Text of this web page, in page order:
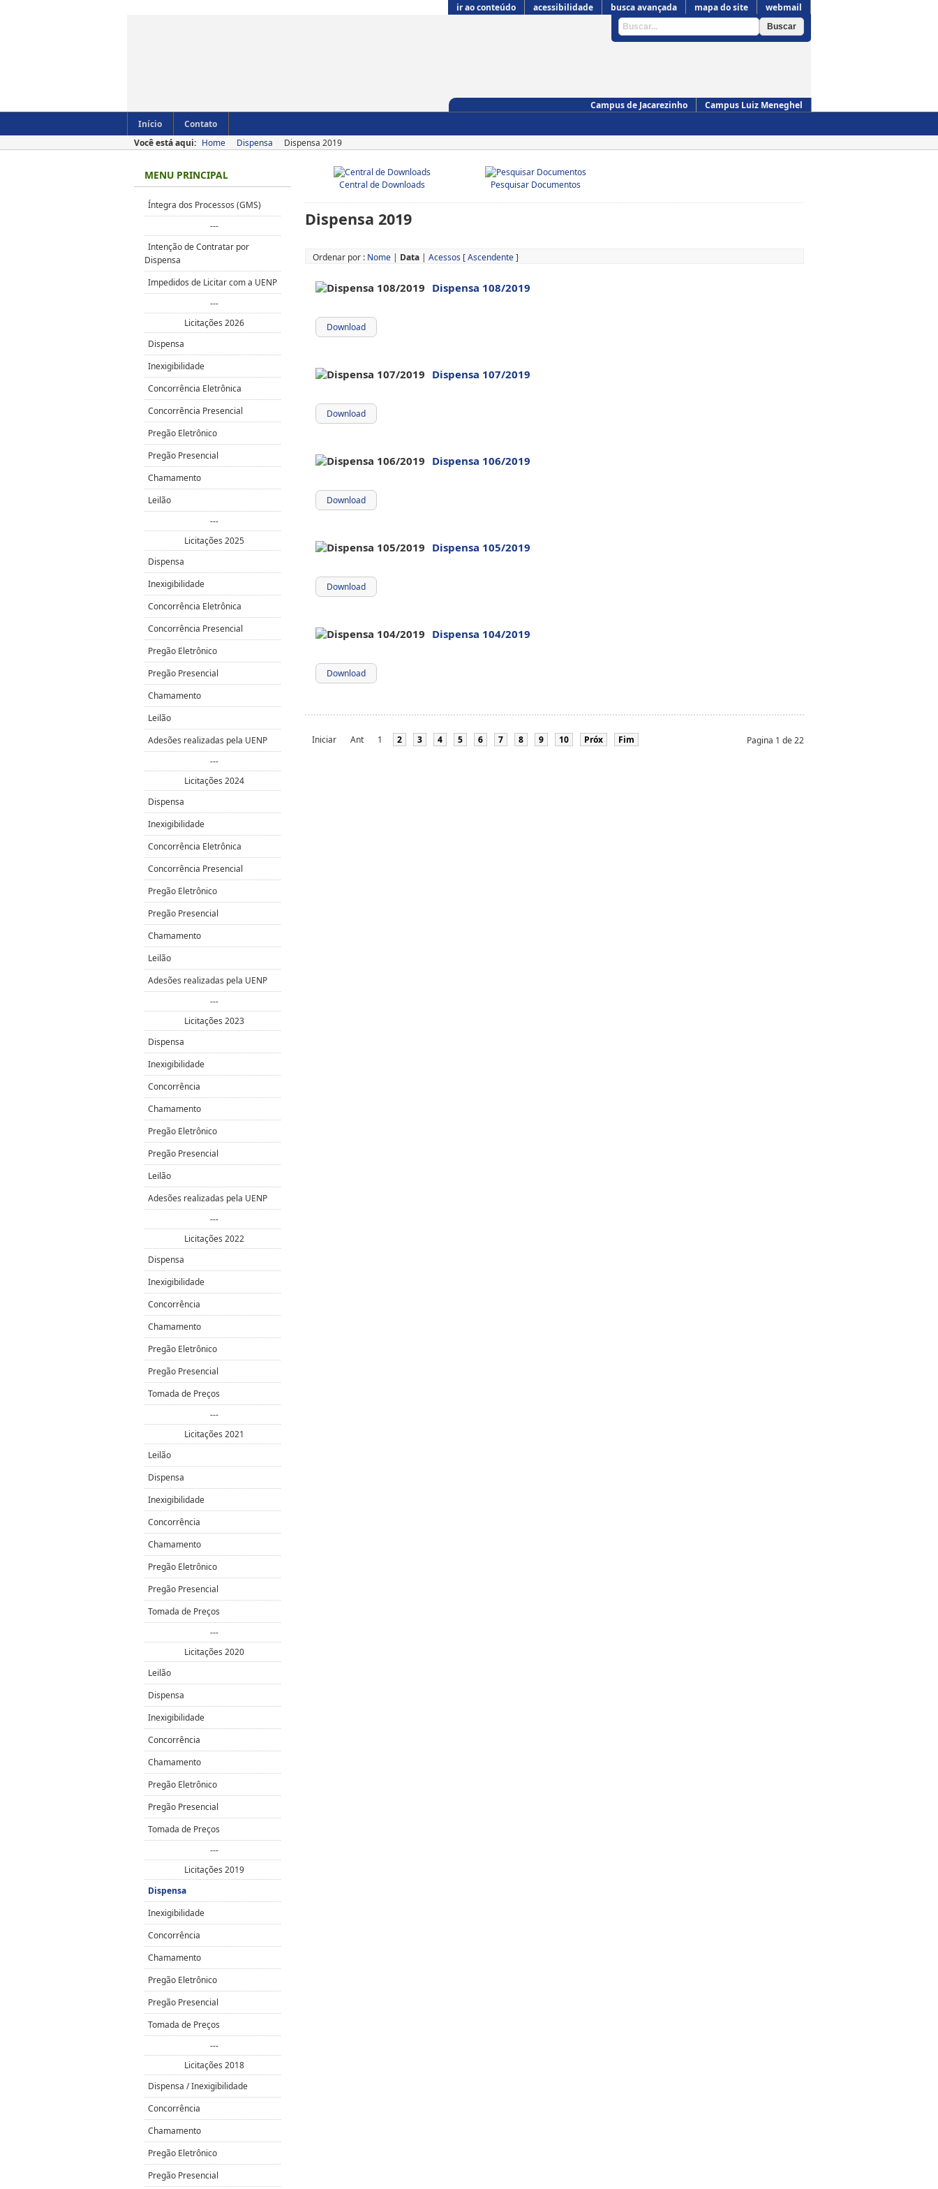
webmail
mapa do site
busca avançada
acessibilidade
ir ao conteúdo
Campus Luiz Meneghel
Campus de Jacarezinho
Início
Contato
Você está aqui: Home Dispensa Dispensa 2019
Central de Downloads Pesquisar Documentos
Dispensa 2019
Ordenar por : Nome | Data | Acessos [ Ascendente ]
Dispensa 108/2019
Download
Dispensa 107/2019
Download
Dispensa 106/2019
Download
Dispensa 105/2019
Download
Dispensa 104/2019
Download
Pagina 1 de 22
Iniciar Ant 1 2 3 4 5 6 7 8 9 10 Próx Fim
MENU PRINCIPAL
Íntegra dos Processos (GMS)
---
Intenção de Contratar por
Dispensa
Impedidos de Licitar com a UENP
---
Licitações 2026
Dispensa
Inexigibilidade
Concorrência Eletrônica
Concorrência Presencial
Pregão Eletrônico
Pregão Presencial
Chamamento
Leilão
---
Licitações 2025
Dispensa
Inexigibilidade
Concorrência Eletrônica
Concorrência Presencial
Pregão Eletrônico
Pregão Presencial
Chamamento
Leilão
Adesões realizadas pela UENP
---
Licitações 2024
Dispensa
Inexigibilidade
Concorrência Eletrônica
Concorrência Presencial
Pregão Eletrônico
Pregão Presencial
Chamamento
Leilão
Adesões realizadas pela UENP
---
Licitações 2023
Dispensa
Inexigibilidade
Concorrência
Chamamento
Pregão Eletrônico
Pregão Presencial
Leilão
Adesões realizadas pela UENP
---
Licitações 2022
Dispensa
Inexigibilidade
Concorrência
Chamamento
Pregão Eletrônico
Pregão Presencial
Tomada de Preços
---
Licitações 2021
Leilão
Dispensa
Inexigibilidade
Concorrência
Chamamento
Pregão Eletrônico
Pregão Presencial
Tomada de Preços
---
Licitações 2020
Leilão
Dispensa
Inexigibilidade
Concorrência
Chamamento
Pregão Eletrônico
Pregão Presencial
Tomada de Preços
---
Licitações 2019
Dispensa
Inexigibilidade
Concorrência
Chamamento
Pregão Eletrônico
Pregão Presencial
Tomada de Preços
---
Licitações 2018
Dispensa / Inexigibilidade
Concorrência
Chamamento
Pregão Eletrônico
Pregão Presencial